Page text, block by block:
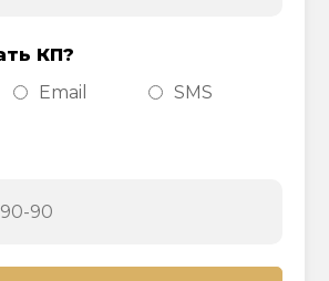
КП?
Email SMS